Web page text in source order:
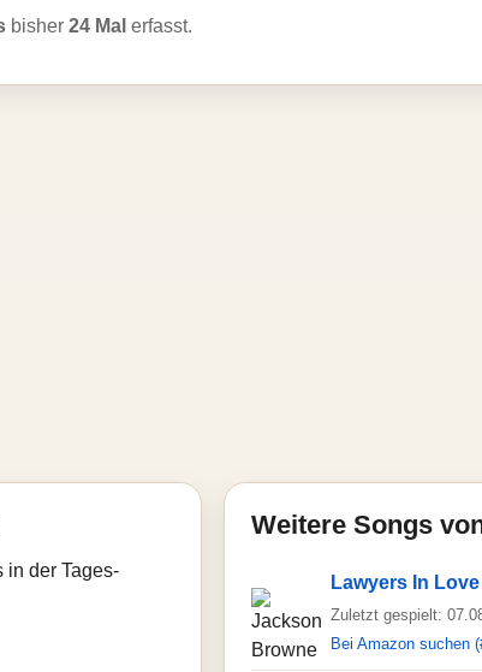
bisher 24 Mal erfasst.
in der Tages-
Weitere Songs
Lawyers In Love
Zuletzt gespielt:
Bei Amazon suchen